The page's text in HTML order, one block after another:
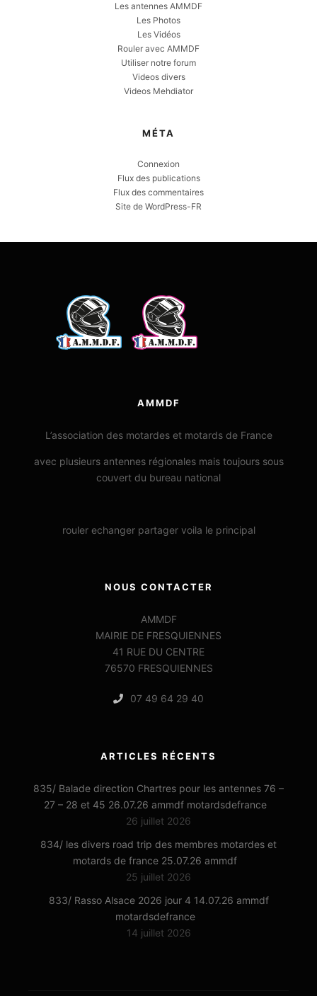
Les antennes AMMDF
Les Photos
Les Vidéos
Rouler avec AMMDF
Utiliser notre forum
Videos divers
Videos Mehdiator
MÉTA
Connexion
Flux des publications
Flux des commentaires
Site de WordPress-FR
AMMDF
L’association des motardes et motards de France
avec plusieurs antennes régionales mais toujours sous
couvert du bureau national
rouler echanger partager voila le principal
NOUS CONTACTER
AMMDF
MAIRIE DE FRESQUIENNES
41 RUE DU CENTRE
76570 FRESQUIENNES
07 49 64 29 40
ARTICLES RÉCENTS
835/ Balade direction Chartres pour les antennes 76 –
27 – 28 et 45 26.07.26 ammdf motardsdefrance
26 juillet 2026
834/ les divers road trip des membres motardes et
motards de france 25.07.26 ammdf
25 juillet 2026
833/ Rasso Alsace 2026 jour 4 14.07.26 ammdf
motardsdefrance
14 juillet 2026